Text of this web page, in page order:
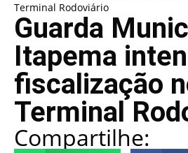
Terminal Rodoviário
Guarda
Itapema
fiscalização
Terminal
Compartilhe: